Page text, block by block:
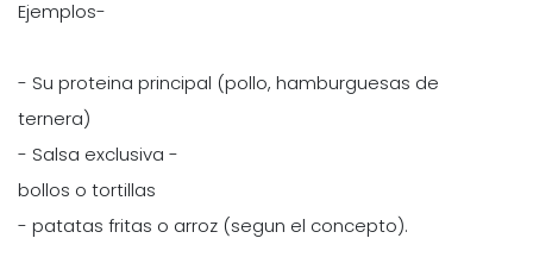
Ejemplos-
- Su proteina principal (pollo, hamburguesas de
ternera)
- Salsa exclusiva -
bollos o tortillas
- patatas fritas o arroz (segun el concepto).